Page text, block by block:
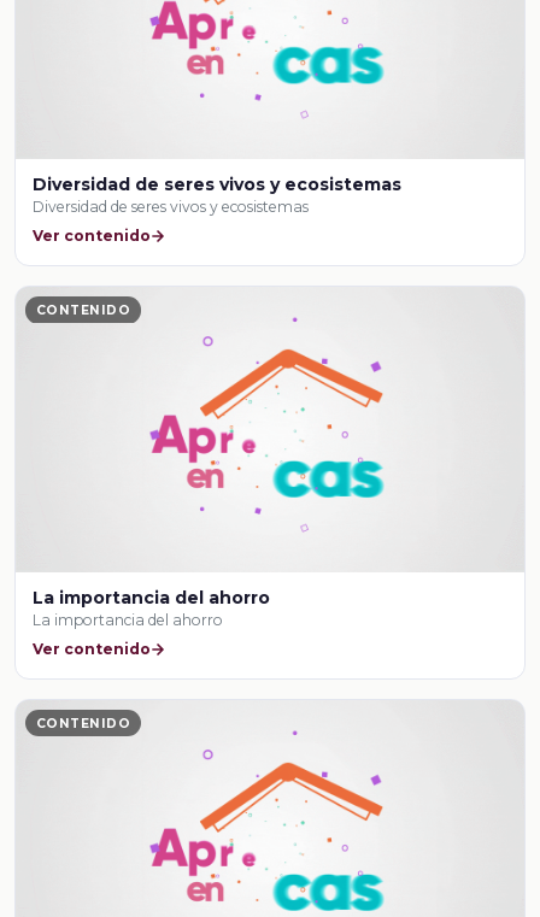
Diversidad de seres vivos y ecosistemas
Diversidad de seres vivos y ecosistemas
Ver contenido
CONTENIDO
La importancia del ahorro
La importancia del ahorro
Ver contenido
CONTENIDO